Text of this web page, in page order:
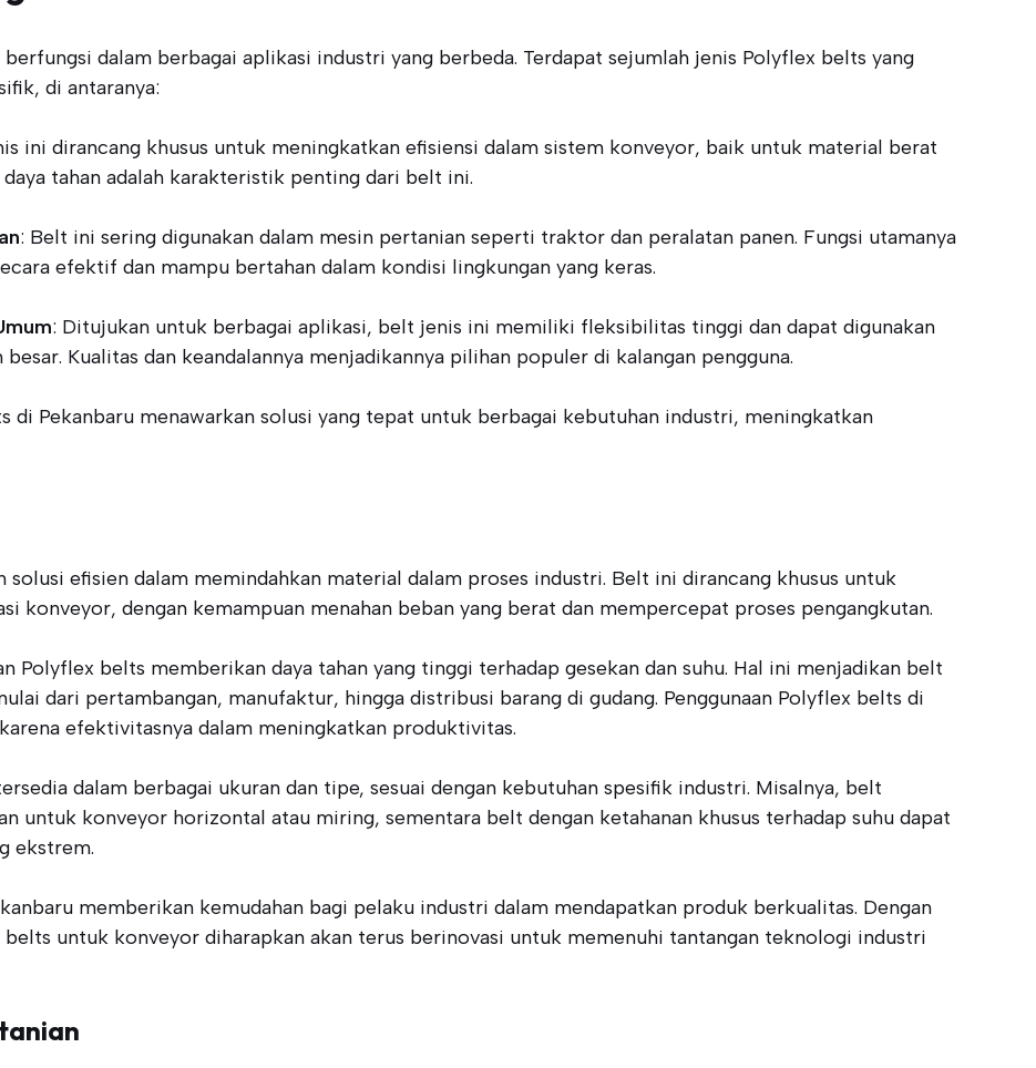
dalam berbagai aplikasi industri yang berbeda. Terdapat sejumlah jenis Polyflex belts yang
di antaranya:
ini dirancang khusus untuk meningkatkan efisiensi dalam sistem konveyor, baik untuk material berat
tahan adalah karakteristik penting dari belt ini.
: Belt ini sering digunakan dalam mesin pertanian seperti traktor dan peralatan panen. Fungsi utamanya
efektif dan mampu bertahan dalam kondisi lingkungan yang keras.
: Ditujukan untuk berbagai aplikasi, belt jenis ini memiliki fleksibilitas tinggi dan dapat digunakan
Kualitas dan keandalannya menjadikannya pilihan populer di kalangan pengguna.
di Pekanbaru menawarkan solusi yang tepat untuk berbagai kebutuhan industri, meningkatkan
efisien dalam memindahkan material dalam proses industri. Belt ini dirancang khusus untuk
konveyor, dengan kemampuan menahan beban yang berat dan mempercepat proses pengangkutan.
Polyflex belts memberikan daya tahan yang tinggi terhadap gesekan dan suhu. Hal ini menjadikan belt
dari pertambangan, manufaktur, hingga distribusi barang di gudang. Penggunaan Polyflex belts di
efektivitasnya dalam meningkatkan produktivitas.
dalam berbagai ukuran dan tipe, sesuai dengan kebutuhan spesifik industri. Misalnya, belt
untuk konveyor horizontal atau miring, sementara belt dengan ketahanan khusus terhadap suhu dapat
ekstrem.
memberikan kemudahan bagi pelaku industri dalam mendapatkan produk berkualitas. Dengan
untuk konveyor diharapkan akan terus berinovasi untuk memenuhi tantangan teknologi industri